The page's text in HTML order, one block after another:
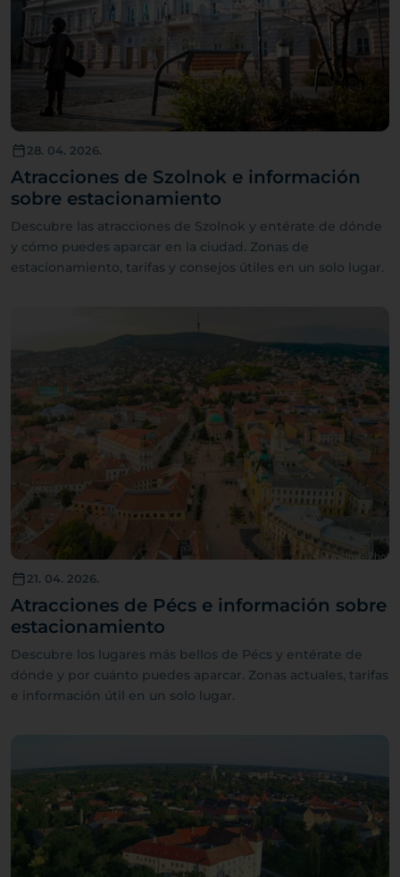
28. 04. 2026.
Atracciones de Szolnok e información
sobre estacionamiento
Descubre las atracciones de Szolnok y entérate de dónde
y cómo puedes aparcar en la ciudad. Zonas de
estacionamiento, tarifas y consejos útiles en un solo lugar.
21. 04. 2026.
Atracciones de Pécs e información sobre
estacionamiento
Descubre los lugares más bellos de Pécs y entérate de
dónde y por cuánto puedes aparcar. Zonas actuales, tarifas
e información útil en un solo lugar.